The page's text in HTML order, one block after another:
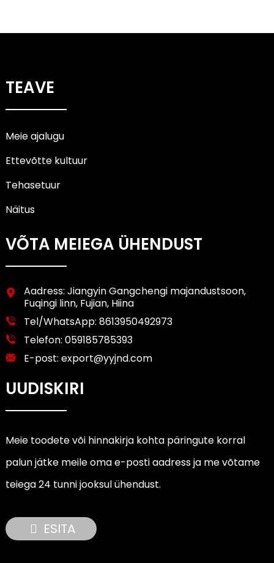
TEAVE
Meie ajalugu
Ettevõtte kultuur
Tehasetuur
Näitus
VÕTA MEIEGA ÜHENDUST
Aadress: Jiangyin Gangchengi majandustsoon,
Fuqingi linn, Fujian, Hiina
Tel/WhatsApp: 8613950492973
Telefon: 059185785393
E-post: export@yyjnd.com
UUDISKIRI
Meie toodete või hinnakirja kohta päringute korral
palun jätke meile oma e-posti aadress ja me võtame
teiega 24 tunni jooksul ühendust.
ESITA